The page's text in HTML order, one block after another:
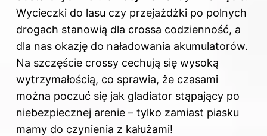
Wycieczki do lasu czy przejażdżki po polnych
drogach stanowią dla crossa codzienność, a
dla nas okazję do naładowania akumulatorów.
Na szczęście crossy cechują się wysoką
wytrzymałością, co sprawia, że czasami
można poczuć się jak gladiator stąpający po
niebezpiecznej arenie – tylko zamiast piasku
mamy do czynienia z kałużami!